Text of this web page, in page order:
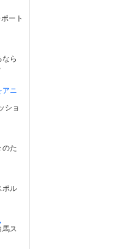
ート
ら
アニ
ショ
た
ポル
ス